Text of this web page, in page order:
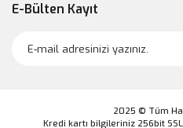
E-Bülten Kayıt
2025 © Tüm
Kredi kartı bilgileriniz 256bit